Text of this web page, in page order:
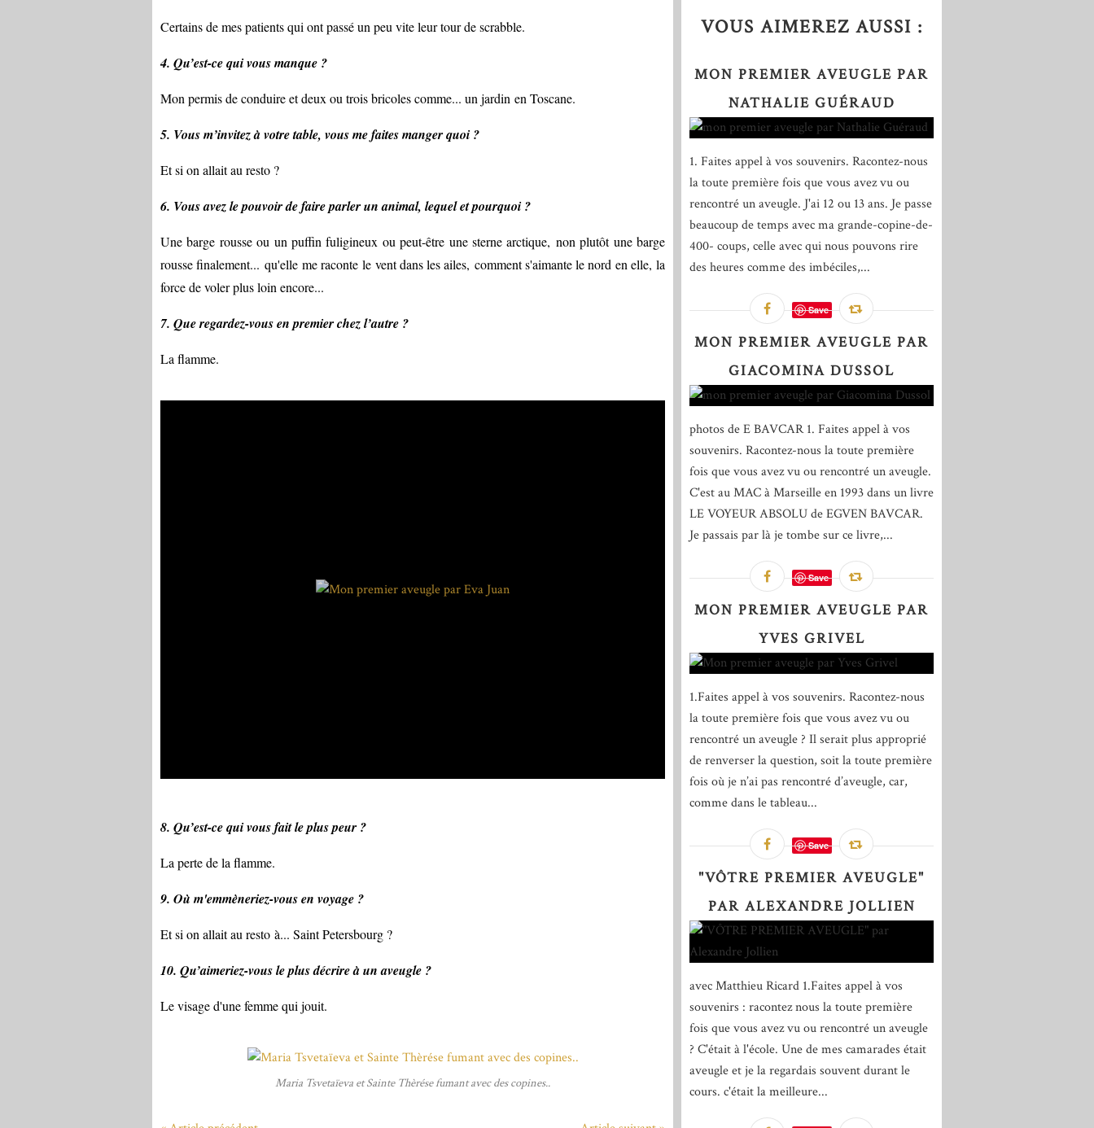
Certains de mes patients qui ont passé un peu vite leur tour de scrabble.
4. Qu’est-ce qui vous manque ?
Mon permis de conduire et deux ou trois bricoles comme... un jardin en Toscane.
5. Vous m’invitez à votre table, vous me faites manger quoi ?
Et si on allait au resto ?
6. Vous avez le pouvoir de faire parler un animal, lequel et pourquoi ?
Une barge rousse ou un puffin fuligineux ou peut-être une sterne arctique, non plutôt une barge
rousse finalement... qu'elle me raconte le vent dans les ailes, comment s'aimante le nord en elle, la
force de voler plus loin encore...
7. Que regardez-vous en premier chez l’autre ?
La flamme.
8. Qu’est-ce qui vousfait leplus peur ?
La perte de la flamme.
9. Où m'emmèneriez-vous en voyage ?
Et si on allait au resto à... Saint Petersbourg ?
10. Qu’aimeriez-vous le plus décrire à un aveugle ?
Le visage d'une femme qui jouit.
Maria Tsvetaïeva et Sainte Thèrése fumant avec des copines..
VOUS AIMEREZ AUSSI :
MON PREMIER AVEUGLE PAR
NATHALIE GUÉRAUD
1. Faites appel à vos souvenirs. Racontez-nous
la toute première fois que vous avez vu ou
rencontré un aveugle. J'ai 12 ou 13 ans. Je passe
beaucoup de temps avec ma grande-copine-de-
400- coups, celle avec qui nous pouvons rire
des heures comme des imbéciles,...
Save
MON PREMIER AVEUGLE PAR
GIACOMINA DUSSOL
photos de E BAVCAR 1. Faites appel à vos
souvenirs. Racontez-nous la toute première
fois que vous avez vu ou rencontré un aveugle.
C'est au MAC à Marseille en 1993 dans un livre
LE VOYEUR ABSOLU de EGVEN BAVCAR.
Je passais par là je tombe sur ce livre,...
Save
MON PREMIER AVEUGLE PAR
YVES GRIVEL
1.Faites appel à vos souvenirs. Racontez-nous
la toute première fois que vous avez vu ou
rencontré un aveugle ? Il serait plus approprié
de renverser la question, soit la toute première
fois où je n’ai pas rencontré d’aveugle, car,
comme dans le tableau...
Save
"VÔTRE PREMIER AVEUGLE"
PAR ALEXANDRE JOLLIEN
avec Matthieu Ricard 1.Faites appel à vos
souvenirs : racontez nous la toute première
fois que vous avez vu ou rencontré un aveugle
? C'était à l'école. Une de mes camarades était
aveugle et je la regardais souvent durant le
cours. c'était la meilleure...